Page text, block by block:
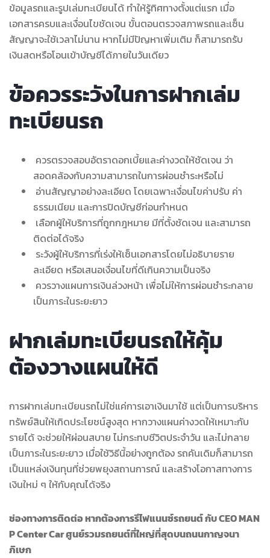
ข้อมูลรถและรูปเล่มทะเบียนได้ ทำให้รู้ทิศทางตั้งแต่แรก เมื่อ
เอกสารครบและเงื่อนไขชัดเจน ขั้นตอนตรวจสภาพรถและเซ็น
สัญญาจะใช้เวลาไม่นาน หากไม่มีปัญหาเพิ่มเติม ก็สามารถรับ
เงินสดหรือโอนเข้าบัญชีได้ภายในวันเดียว
ข้อควรระวังในการฝากเล่ม
ทะเบียนรถ
ควรตรวจสอบอัตราดอกเบี้ยและค่างวดให้ชัดเจน ว่า
สอดคล้องกับความสามารถในการผ่อนชำระหรือไม่
อ่านสัญญาอย่างละเอียด โดยเฉพาะเงื่อนไขค่าปรับ ค่า
ธรรมเนียม และการปิดบัญชีก่อนกำหนด
เลือกผู้ให้บริการที่ถูกกฎหมาย มีที่ตั้งชัดเจน และสามารถ
ติดต่อได้จริง
ระวังผู้ให้บริการที่เร่งให้เซ็นเอกสารโดยไม่อธิบายราย
ละเอียด หรือเสนอเงื่อนไขที่ดีเกินความเป็นจริง
ควรวางแผนการเงินล่วงหน้า เพื่อไม่ให้การผ่อนชำระกลาย
เป็นภาระในระยะยาว
ฝากเล่มทะเบียนรถให้คุ้ม
ต้องวางแผนให้ดี
การฝากเล่มทะเบียนรถไม่ใช่แค่การเอาเงินมาใช้ แต่เป็นการบริหาร
ทรัพย์สินให้เกิดประโยชน์สูงสุด หากวางแผนค่างวดให้เหมาะกับ
รายได้ จะช่วยให้ผ่อนสบาย ไม่กระทบชีวิตประจำวัน และไม่กลาย
เป็นภาระในระยะยาว เมื่อใช้วิธีนี้อย่างถูกต้อง รถคันเดิมก็สามารถ
เป็นแหล่งเงินทุนที่ช่วยพยุงสถานการณ์ และสร้างโอกาสทางการ
เงินใหม่ ๆ ให้กับคุณได้จริง
ช่องทางการติดต่อ หากต้องการรีไฟแนนซ์รถยนต์ กับ CEO MAN
P Center Car ศูนย์รวมรถยนต์ที่ใหญ่ที่สุดบนถนนกาญจนา
ภิเษก